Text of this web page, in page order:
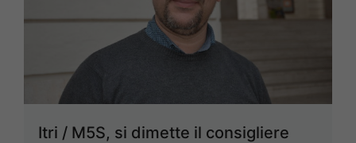
Itri / M5S, si dimette il consigliere